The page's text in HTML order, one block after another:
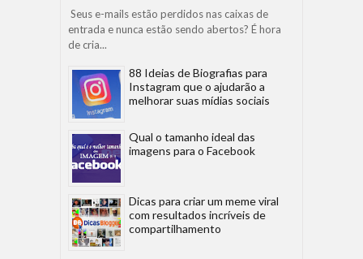
Seus e-mails estão perdidos nas caixas de
entrada e nunca estão sendo abertos? É hora
de cria...
88 Ideias de Biografias para
Instagram que o ajudarão a
melhorar suas mídias sociais
Qual o tamanho ideal das
imagens para o Facebook
Dicas para criar um meme viral
com resultados incríveis de
compartilhamento